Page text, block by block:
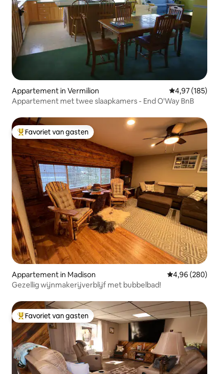
Appartement in Vermilion Gemiddelde
4,97 (185)
Appartement met twee slaapkamers - End O'Way BnB
Topfavoriet van gasten
Favoriet van gasten
Appartement in Madison Gemiddelde
4,96 (280)
Gezellig wijnmakerijverblijf met bubbelbad!
Topfavoriet van gasten
Favoriet van gasten